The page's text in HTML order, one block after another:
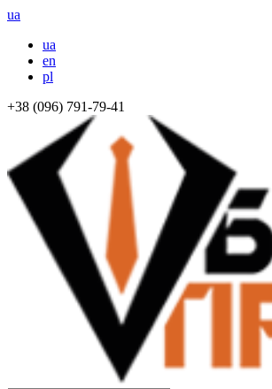
ua
ua
en
pl
+38 (096) 791-79-41